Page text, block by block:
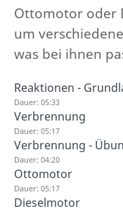
Ottomotor oder
um
was bei ihnen
Reaktionen -
Dauer: 05:33
Verbrennung
Dauer: 05:17
Verbrennung -
Dauer: 04:20
Ottomotor
Dauer: 05:17
Dieselmotor